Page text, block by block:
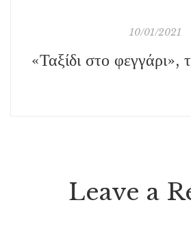
10/01/2021
Leave a